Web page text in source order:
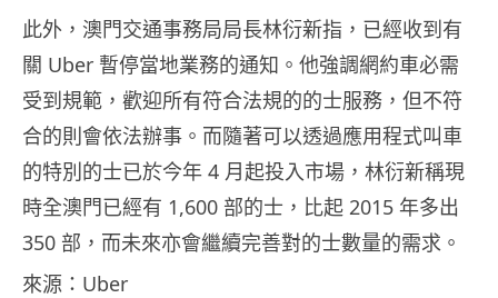
此外，澳門交通事務局局長林衍新指，已經收到有
關 Uber 暫停當地業務的通知。他強調網約車必需
受到規範，歡迎所有符合法規的的士服務，但不符
合的則會依法辦事。而隨著可以透過應用程式叫車
的特別的士已於今年 4 月起投入市場，林衍新稱現
時全澳門已經有 1,600 部的士，比起 2015 年多出
350 部，而未來亦會繼續完善對的士數量的需求。
來源：Uber